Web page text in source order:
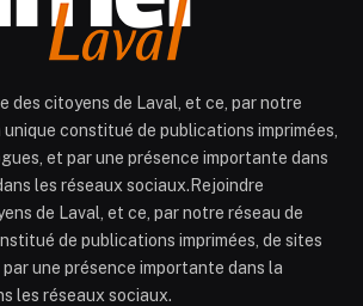
des citoyens de Laval, et ce, par notre
constitué de publications imprimées,
et par une présence importante dans
les réseaux sociaux.Rejoindre
de Laval, et ce, par notre réseau de
de publications imprimées, de sites
une présence importante dans la
les réseaux sociaux.